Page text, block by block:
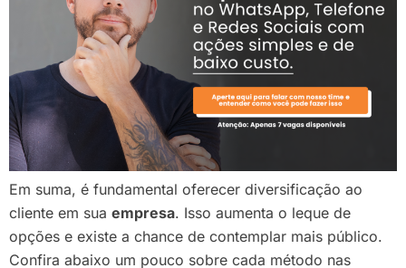
Em suma, é fundamental oferecer diversificação ao
cliente em sua empresa. Isso aumenta o leque de
opções e existe a chance de contemplar mais público.
Confira abaixo um pouco sobre cada método nas